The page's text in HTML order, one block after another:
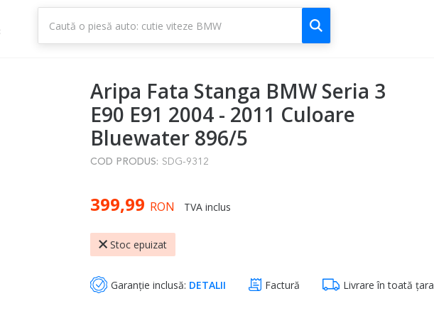
CAUTĂ
Aripa Fata Stanga BMW Seria 3
E90 E91 2004 - 2011 Culoare
Bluewater 896/5
COD PRODUS: SDG-9312
399,99 RON TVA inclus
Stoc epuizat
Garanție inclusă: DETALII Factură Livrare în toată țara